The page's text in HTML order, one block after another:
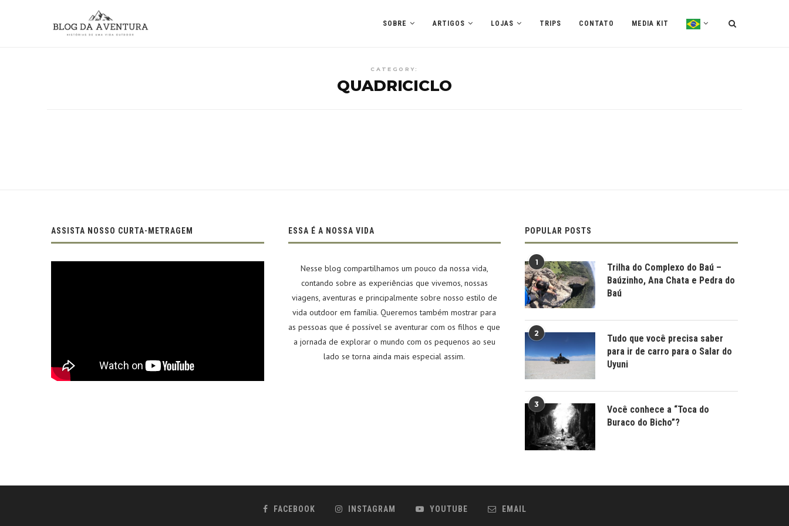
SOBRE ARTIGOS LOJAS TRIPS CONTATO MEDIA KIT
CATEGORY:
QUADRICICLO
ASSISTA NOSSO CURTA-METRAGEM ESSA É A NOSSA VIDA
Nesse blog compartilhamos um pouco da nossa vida,
contando sobre as experiências que vivemos, nossas
viagens, aventuras e principalmente sobre nosso estilo de
vida outdoor em família. Queremos também mostrar para
as pessoas que é possível se aventurar com os filhos e que
a jornada de explorar o mundo com os pequenos ao seu
lado se torna ainda mais especial assim.
POPULAR POSTS
1
Trilha do Complexo do Baú –
Baúzinho, Ana Chata e Pedra do
Baú
2
Tudo que você precisa saber
para ir de carro para o Salar do
Uyuni
3
Você conhece a “Toca do
Buraco do Bicho”?
FACEBOOK INSTAGRAM YOUTUBE EMAIL